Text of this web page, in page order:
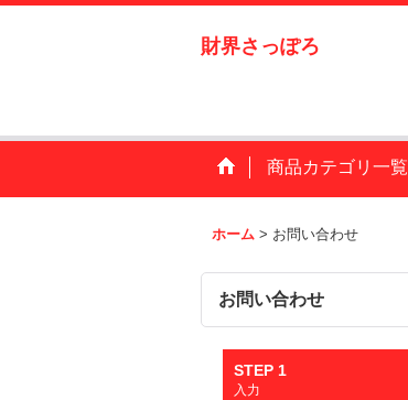
財界さっぽろ
商品カテゴリ一覧
ホーム > お問い合わせ
お問い合わせ
STEP 1
入力